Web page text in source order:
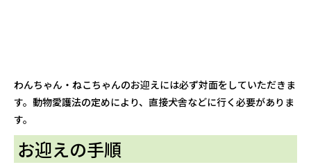
わんちゃん・ねこちゃんのお迎えには必ず対面をしていただきま
す。動物愛護法の定めにより、直接犬舎などに行く必要がありま
す。
お迎えの手順